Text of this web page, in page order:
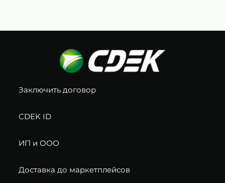
Заключить договор
CDEK ID
ИП и ООО
Доставка до маркетплейсов